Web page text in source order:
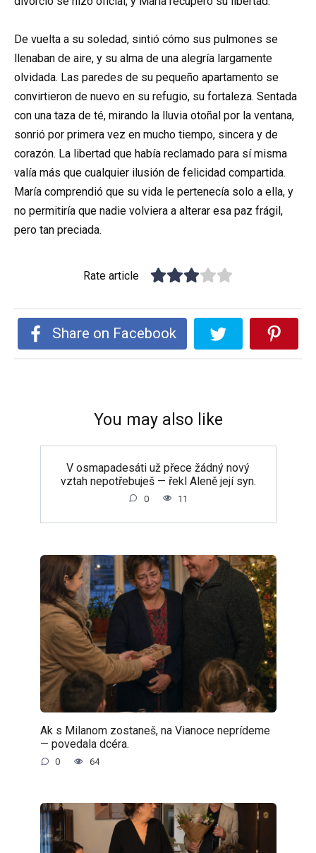
De vuelta a su soledad, sintió cómo sus pulmones se
llenaban de aire, y su alma de una alegría largamente
olvidada. Las paredes de su pequeño apartamento se
convirtieron de nuevo en su refugio, su fortaleza. Sentada
con una taza de té, mirando la lluvia otoñal por la ventana,
sonrió por primera vez en mucho tiempo, sincera y de
corazón. La libertad que había reclamado para sí misma
valía más que cualquier ilusión de felicidad compartida.
María comprendió que su vida le pertenecía solo a ella, y
no permitiría que nadie volviera a alterar esa paz frágil,
pero tan preciada.
Rate article
Share on Facebook
You may also like
V osmapadesáti už přece žádný nový
vztah nepotřebuješ — řekl Aleně její syn.
0 11
Ak s Milanom zostaneš, na Vianoce neprídeme
— povedala dcéra.
0 64